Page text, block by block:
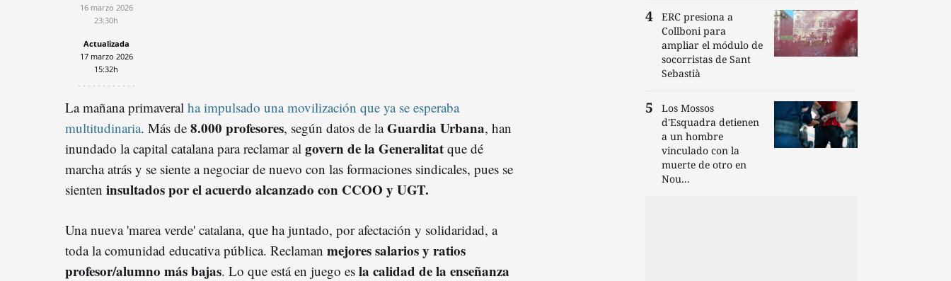
16 marzo 2026
23:30h
Actualizada
17 marzo 2026
15:32h
La mañana primaveral ha impulsado una movilización que ya se esperaba
multitudinaria. Más de 8.000 profesores, según datos de laGuardia Urbana, han
inundado la capital catalana para reclamar al govern de la Generalitat que dé
marcha atrás y se siente a negociar de nuevo con las formaciones sindicales, pues se
sienten insultados por el acuerdo alcanzado con CCOO y UGT.
Una nueva 'marea verde' catalana, que ha juntado, por afectación y solidaridad, a
toda la comunidad educativa pública. Reclaman mejores salarios y ratios
profesor/alumno más bajas. Lo que está en juego es la calidad de la enseñanza
ERC presiona a
Collboni para
ampliar el módulo de
socorristas de Sant
Sebastià
Los Mossos
d'Esquadra detienen
a un hombre
vinculado con la
muerte de otro en
Nou...